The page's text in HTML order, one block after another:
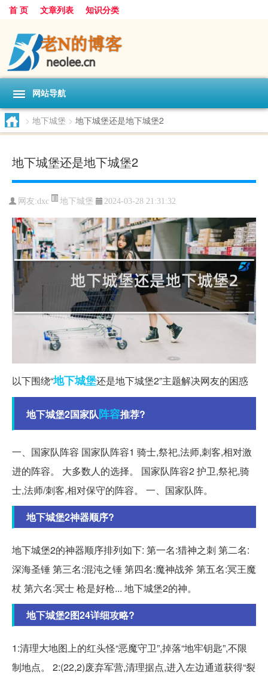
首 页 文章列表 知识分类
网站导航
> 地下城堡 > 地下城堡还是地下城堡2
地下城堡还是地下城堡2
网友:dxc 地下城堡 2024-03-28 21:31:32
以下围绕“地下城堡还是地下城堡2”主题解决网友的困惑
地下城堡2国家队阵容推荐?
一、国家队阵容 国家队阵容1 骑士,祭祀,法师,刺客,相对激
进的阵容。 大多数人的选择。 国家队阵容2 护卫,祭祀,骑
士,法师/刺客,相对保守的阵容。 一、国家队阵。
地下城堡2神器顺序?
地下城堡2的神器顺序排列如下: 第一名:猎神之刺 第二名:
深海圣锤 第三名:混沌之锤 第四名:魔神战斧 第五名:冥王魔
杖 第六名:冥士 枪是好枪... 地下城堡2的神。
地下城堡2图24详细攻略?
1:清理大地图上的红头怪“恶魔守卫”,掉落“地牢钥匙”,不限
制地点。 2:(22,2)废弃军营,清理据点,进入左边通道获得“裂